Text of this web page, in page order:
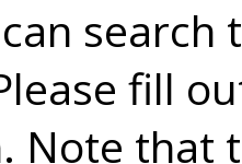
search
fill
Note that